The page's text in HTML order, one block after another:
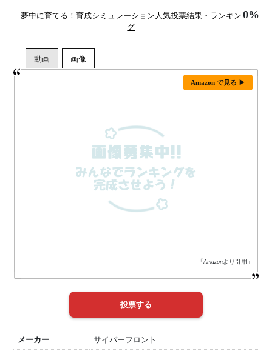
夢中に育てる！育成シミュレーション人気投票結果・ランキン
グ
0%
Amazon で見る ▶
「Amazonより引用」
メーカー サイバーフロント